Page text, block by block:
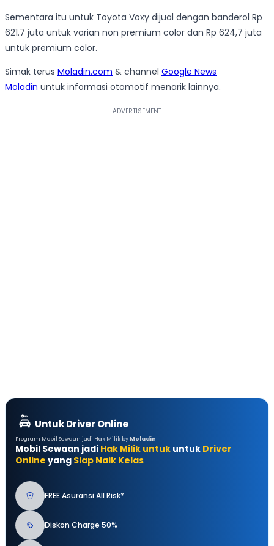
Sementara itu untuk Toyota Voxy dijual dengan banderol Rp
621.7 juta untuk varian non premium color dan Rp 624,7 juta
untuk premium color.
Simak terus Moladin.com & channel Google News
Moladin untuk informasi otomotif menarik lainnya.
Untuk Driver Online
Program Mobil Sewaan jadi Hak Milik by Moladin
Mobil Sewaan jadi Hak Milik untuk untuk Driver
Online yang Siap Naik Kelas
FREE Asuransi All Risk*
Diskon Charge 50%